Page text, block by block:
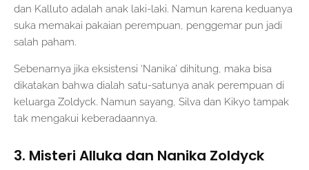
dan Kalluto adalah anak laki-laki. Namun karena keduanya
suka memakai pakaian perempuan, penggemar pun jadi
salah paham.
Sebenarnya jika eksistensi ‘Nanika’ dihitung, maka bisa
dikatakan bahwa dialah satu-satunya anak perempuan di
keluarga Zoldyck. Namun sayang, Silva dan Kikyo tampak
tak mengakui keberadaannya.
3. Misteri Alluka dan Nanika Zoldyck